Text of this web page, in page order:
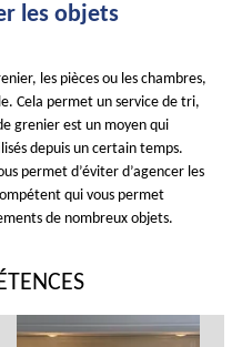
les objets
les pièces ou les chambres,
Cela permet un service de tri,
grenier est un moyen qui
depuis un certain temps.
permet d’éviter d’agencer les
qui vous permet
de nombreux objets.